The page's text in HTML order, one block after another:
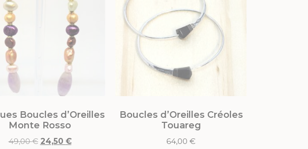
Boucles d’Oreilles
Monte Rosso
49,00€ 24,50 €
Boucles d’Oreilles Créoles
Touareg
64,00 €